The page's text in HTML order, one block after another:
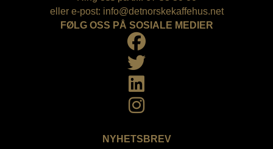
eller e-post: info@detnorskekaffehus.net
FØLG OSS PÅ SOSIALE MEDIER
NYHETSBREV